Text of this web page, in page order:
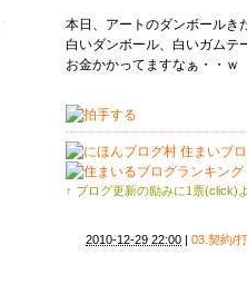
本日、アートのダンボールき
白いダンボール、白いガムテ
お金かかってますなぁ・・ｗ
↑ ブログ更新の励みに1票(click)
2010-12-29 22:00 | 03.契約/